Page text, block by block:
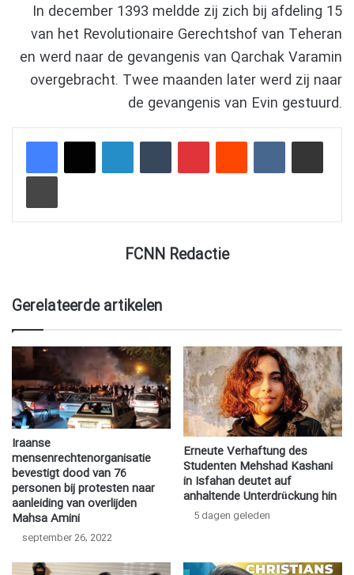
In december 1393 meldde zij zich bij afdeling 15
van het Revolutionaire Gerechtshof van Teheran
en werd naar de gevangenis van Qarchak Varamin
overgebracht. Twee maanden later werd zij naar
de gevangenis van Evin gestuurd.
FCNN Redactie
Gerelateerde artikelen
Iraanse
mensenrechtenorganisatie
bevestigt dood van 76
personen bij protesten naar
aanleiding van overlijden
Mahsa Amini
september 26, 2022
Erneute Verhaftung des
Studenten Mehshad Kashani
in Isfahan deutet auf
anhaltende Unterdrückung hin
5 dagen geleden